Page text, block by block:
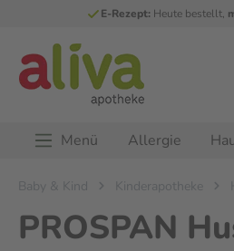
E-Rezept: Heute bestellt,
Menü Allergie
Baby & Kind Kinderapotheke
PROSPAN